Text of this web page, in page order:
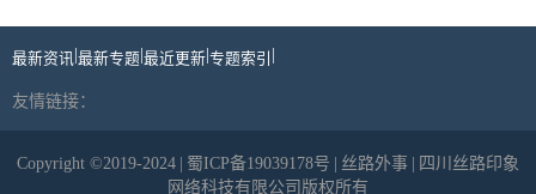
最新资讯 最新专题 最近更新 专题索引
友情链接：
Copyright ©2019-2024 蜀ICP备19039178号 丝路外事
四川丝路印象
网络科技有限公司版权所有